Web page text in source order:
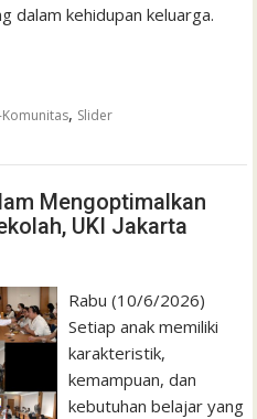
dalam kehidupan keluarga.
, Slider
Mengoptimalkan
UKI Jakarta
Rabu (10/6/2026)
Setiap anak memiliki
karakteristik,
kemampuan, dan
kebutuhan belajar yang